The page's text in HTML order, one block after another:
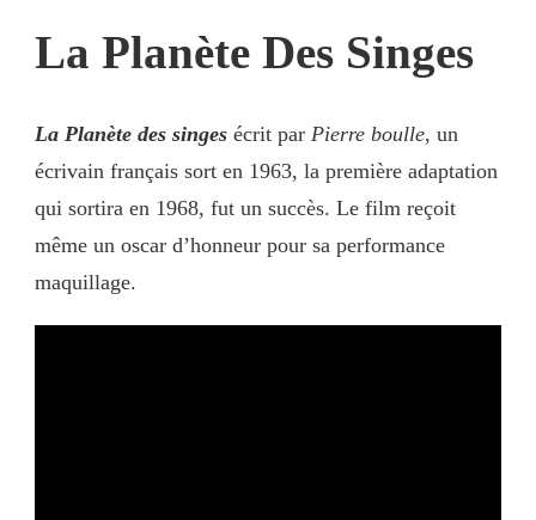
La Planète Des Singes
La Planète des singes écrit par Pierre boulle, un
écrivain français sort en 1963, la première adaptation
qui sortira en 1968, fut un succès. Le film reçoit
même un oscar d’honneur pour sa performance
maquillage.